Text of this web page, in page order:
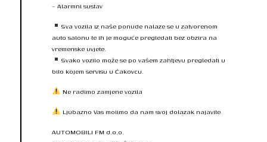
– Alarmni sustav
Sva vozila iz naše ponude nalaze se u zatvorenom
auto salonu te ih je moguće pregledati bez obzira na
vremenske uvjete.
Svako vozilo može se po vašem zahtjevu pregledati u
bilo kojem servisu u Čakovcu.
Ne radimo zamjene vozila
Ljubazno Vas molimo da nam svoj dolazak najavite
AUTOMOBILI FM d.o.o.